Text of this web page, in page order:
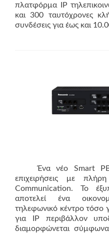
πλατφόρμα IP
και 300 ταυτόχρονες
συνδέσεις για έως και
Ένα νέο Smart PBX
επιχειρήσεις με
Communication. Το
αποτελεί ένα
τηλεφωνικό κέντρο τόσο
για IP περιβάλλον
διαμορφώνεται